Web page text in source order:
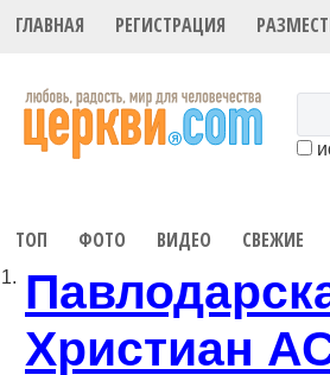
ГЛАВНАЯ РЕГИСТРАЦИЯ
ТОП ФОТО ВИДЕО СВЕЖИЕ
1.
Христиан